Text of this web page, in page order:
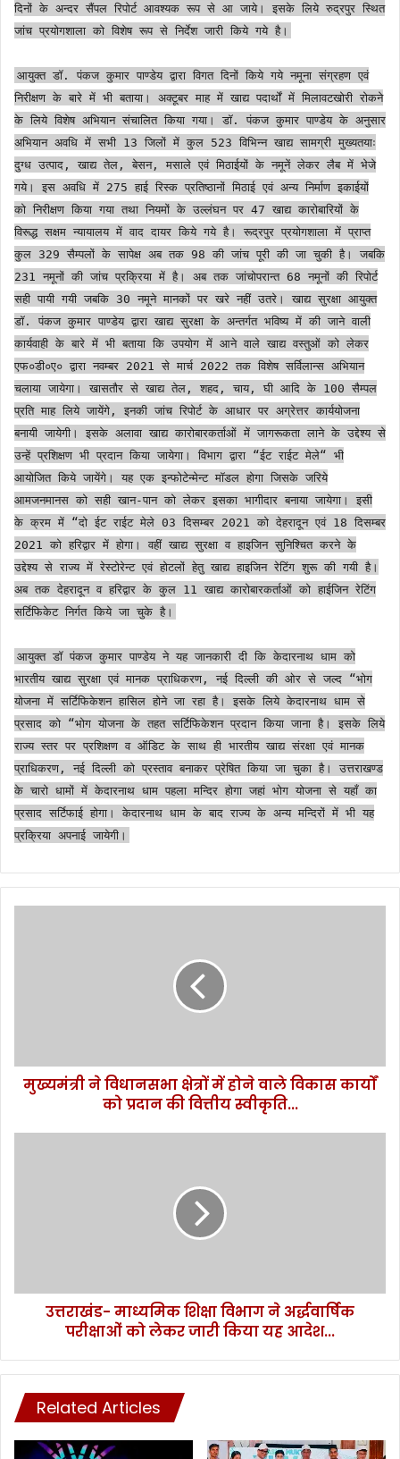
दिनों के अन्दर सैंपल रिपोर्ट आवश्यक रूप से आ जाये। इसके लिये रुद्रपुर स्थित
जांच प्रयोगशाला को विशेष रूप से निर्देश जारी किये गये है।
आयुक्त डॉ. पंकज कुमार पाण्डेय द्वारा विगत दिनों किये गये नमूना संग्रहण एवं
निरीक्षण के बारे में भी बताया। अक्टूबर माह में खाद्य पदार्थों में मिलावटखोरी रोकने
के लिये विशेष अभियान संचालित किया गया। डॉ. पंकज कुमार पाण्डेय के अनुसार
अभियान अवधि में सभी 13 जिलों में कुल 523 विभिन्न खाद्य सामग्री मुख्यतयाः
दुग्ध उत्पाद, खाद्य तेल, बेसन, मसाले एवं मिठाईयों के नमूनें लेकर लैब में भेजे
गये। इस अवधि में 275 हाई रिस्क प्रतिष्ठानों मिठाई एवं अन्य निर्माण इकाईयों
को निरीक्षण किया गया तथा नियमों के उल्लंघन पर 47 खाद्य कारोबारियों के
विरूद्ध सक्षम न्यायालय में वाद दायर किये गये है। रूद्रपुर प्रयोगशाला में प्राप्त
कुल 329 सैम्पलों के सापेक्ष अब तक 98 की जांच पूरी की जा चुकी है। जबकि
231 नमूनों की जांच प्रक्रिया में है। अब तक जांचोपरान्त 68 नमूनों की रिपोर्ट
सही पायी गयी जबकि 30 नमूने मानकों पर खरे नहीं उतरे। खाद्य सुरक्षा आयुक्त
डॉ. पंकज कुमार पाण्डेय द्वारा खाद्य सुरक्षा के अन्तर्गत भविष्य में की जाने वाली
कार्यवाही के बारे में भी बताया कि उपयोग में आने वाले खाद्य वस्तुओं को लेकर
एफ०डी०ए० द्वारा नवम्बर 2021 से मार्च 2022 तक विशेष सर्विलान्स अभियान
चलाया जायेगा। खासतौर से खाद्य तेल, शहद, चाय, घी आदि के 100 सैम्पल
प्रति माह लिये जायेंगे, इनकी जांच रिपोर्ट के आधार पर अग्रेत्तर कार्ययोजना
बनायी जायेगी। इसके अलावा खाद्य कारोबारकर्ताओं में जागरूकता लाने के उद्देश्य से
उन्हें प्रशिक्षण भी प्रदान किया जायेगा। विभाग द्वारा “ईट राईट मेले“ भी
आयोजित किये जायेंगे। यह एक इन्फोटेन्मेन्ट मॉडल होगा जिसके जरिये
आमजनमानस को सही खान-पान को लेकर इसका भागीदार बनाया जायेगा। इसी
के क्रम में “दो ईट राईट मेले 03 दिसम्बर 2021 को देहरादून एवं 18 दिसम्बर
2021 को हरिद्वार में होगा। वहीं खाद्य सुरक्षा व हाइजिन सुनिश्चित करने के
उद्देश्य से राज्य में रेस्टोरेन्ट एवं होटलों हेतु खाद्य हाइजिन रेटिंग शुरू की गयी है।
अब तक देहरादून व हरिद्वार के कुल 11 खाद्य कारोबारकर्ताओं को हाईजिन रेटिंग
सर्टिफिकेट निर्गत किये जा चुके है।
आयुक्त डॉ पंकज कुमार पाण्डेय ने यह जानकारी दी कि केदारनाथ धाम को
भारतीय खाद्य सुरक्षा एवं मानक प्राधिकरण, नई दिल्ली की ओर से जल्द “भोग
योजना में सर्टिफिकेशन हासिल होने जा रहा है। इसके लिये केदारनाथ धाम से
प्रसाद को “भोग योजना के तहत सर्टिफिकेशन प्रदान किया जाना है। इसके लिये
राज्य स्तर पर प्रशिक्षण व ऑडिट के साथ ही भारतीय खाद्य संरक्षा एवं मानक
प्राधिकरण, नई दिल्ली को प्रस्ताव बनाकर प्रेषित किया जा चुका है। उत्तराखण्ड
के चारो धामों में केदारनाथ धाम पहला मन्दिर होगा जहां भोग योजना से यहाँ का
प्रसाद सर्टिफाई होगा। केदारनाथ धाम के बाद राज्य के अन्य मन्दिरों में भी यह
प्रक्रिया अपनाई जायेगी।
कार्यों
कोमुख्यमंत्री ने विधानसभा क्षेत्रों में होने वाले विकास कार्यों
को प्रदान की वित्तीय स्वीकृति...
लेकर
आदेश...
उत्तराखंड- माध्यमिक शिक्षा विभाग ने अर्द्धवार्षिक
परीक्षाओं को लेकर जारी किया यह आदेश...
Related Articles